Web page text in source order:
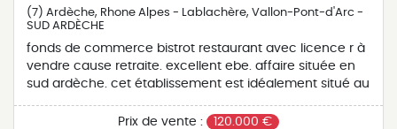
(7) Ardèche, Rhone Alpes - Lablachère, Vallon-Pont-d'Arc -
SUD ARDÈCHE
fonds de commerce bistrot restaurant avec licence r à
vendre cause retraite. excellent ebe. affaire située en
sud ardèche. cet établissement est idéalement situé au
salle intérieure 35 places, bar équipé snacking, grande
Prix de vente :
120.000 €